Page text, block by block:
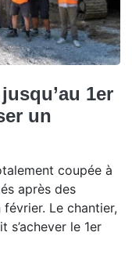
1er
un
coupée à
après des
Le chantier,
s’achever le 1er